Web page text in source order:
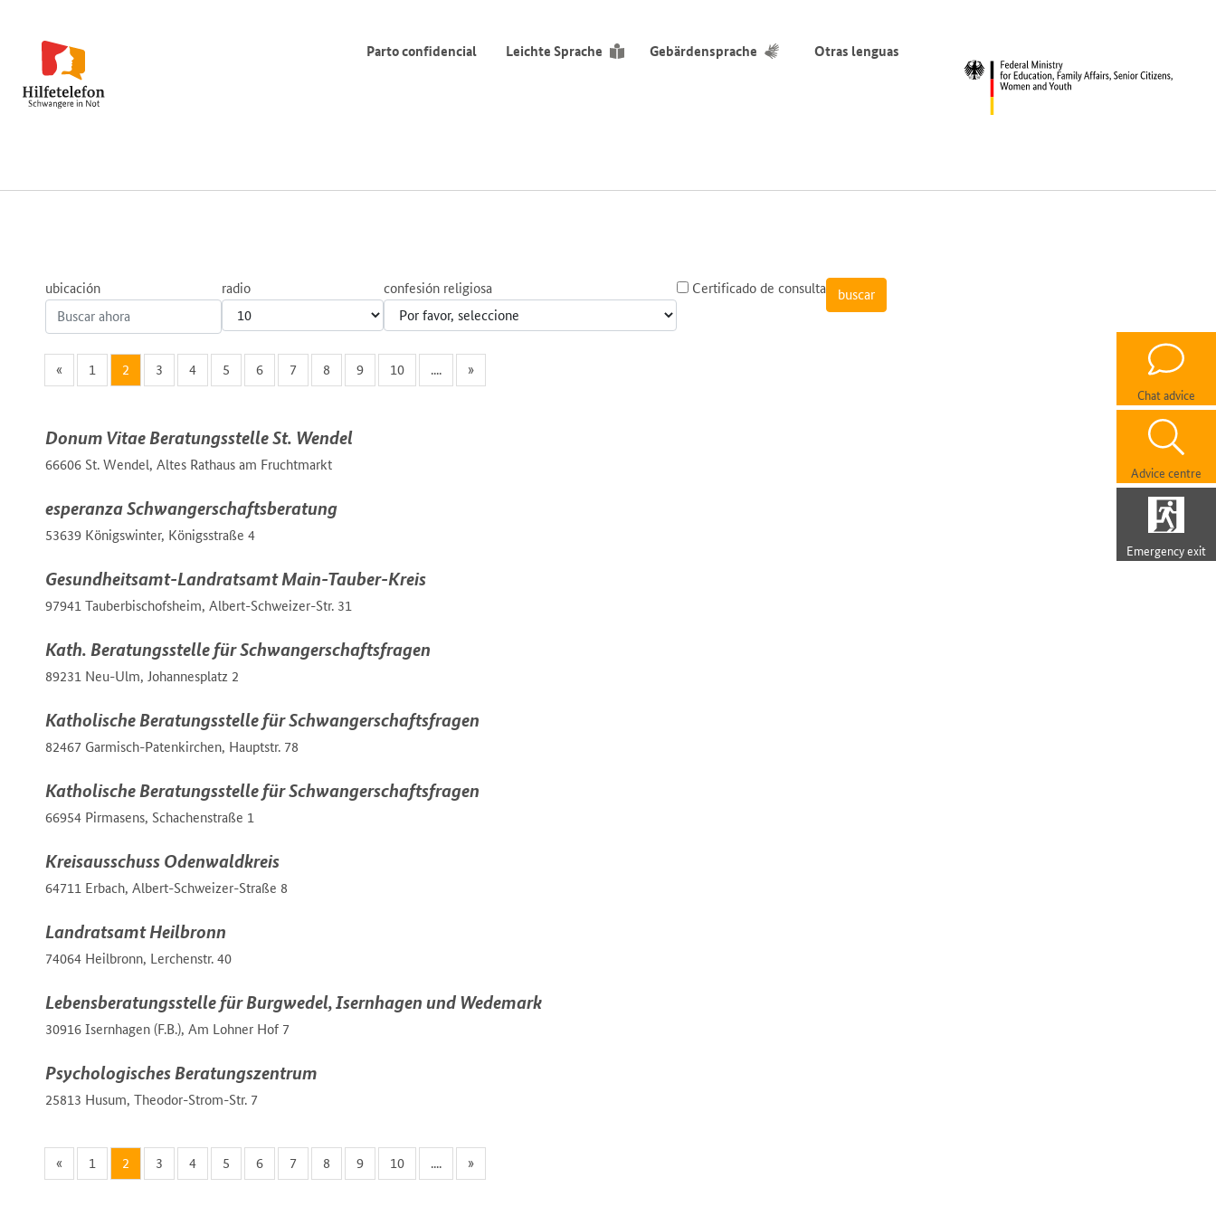
Parto confidencial Leichte Sprache Gebärdensprache Otras lenguas
Chat advice
Advice centre
Emergency exit
ubicación radio confesión religiosa Certificado de consulta
« 1 2 3 4 5 6 7 8 9 10 .... »
Donum Vitae Beratungsstelle St. Wendel
66606 St. Wendel, Altes Rathaus am Fruchtmarkt
esperanza Schwangerschaftsberatung
53639 Königswinter, Königsstraße 4
Gesundheitsamt-Landratsamt Main-Tauber-Kreis
97941 Tauberbischofsheim, Albert-Schweizer-Str. 31
Kath. Beratungsstelle für Schwangerschaftsfragen
89231 Neu-Ulm, Johannesplatz 2
Katholische Beratungsstelle für Schwangerschaftsfragen
82467 Garmisch-Patenkirchen, Hauptstr. 78
Katholische Beratungsstelle für Schwangerschaftsfragen
66954 Pirmasens, Schachenstraße 1
Kreisausschuss Odenwaldkreis
64711 Erbach, Albert-Schweizer-Straße 8
Landratsamt Heilbronn
74064 Heilbronn, Lerchenstr. 40
Lebensberatungsstelle für Burgwedel, Isernhagen und Wedemark
30916 Isernhagen (F.B.), Am Lohner Hof 7
Psychologisches Beratungszentrum
25813 Husum, Theodor-Strom-Str. 7
« 1 2 3 4 5 6 7 8 9 10 .... »